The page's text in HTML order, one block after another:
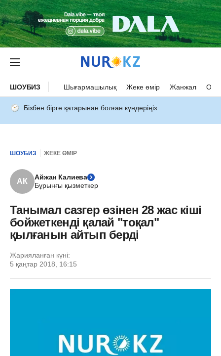
ШОУБИЗ Шығармашылық Жеке өмір Жанжал
Бізбен бірге қатарынан болған күндеріңіз
ШОУБИЗ ЖЕКЕ ӨМІР
АК
Айжан Калиева
Бұрынғы қызметкер
Танымал сазгер өзінен 28 жас кіші
бойжеткенді қалай "тоқал"
қылғанын айтып берді
Жарияланған күні:
5 қаңтар 2018, 16:15